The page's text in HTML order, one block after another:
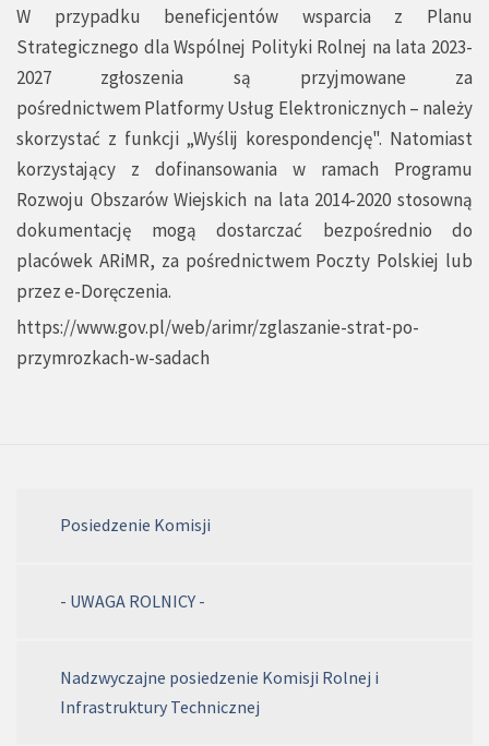
W przypadku beneficjentów wsparcia z Planu
Strategicznego dla Wspólnej Polityki Rolnej na lata 2023-
2027 zgłoszenia są przyjmowane za
pośrednictwem Platformy Usług Elektronicznych – należy
skorzystać z funkcji „Wyślij korespondencję". Natomiast
korzystający z dofinansowania w ramach Programu
Rozwoju Obszarów Wiejskich na lata 2014-2020 stosowną
dokumentację mogą dostarczać bezpośrednio do
placówek ARiMR, za pośrednictwem Poczty Polskiej lub
przez e-Doręczenia.
https://www.gov.pl/web/arimr/zglaszanie-strat-po-
przymrozkach-w-sadach
Posiedzenie Komisji
- UWAGA ROLNICY -
Nadzwyczajne posiedzenie Komisji Rolnej i
Infrastruktury Technicznej